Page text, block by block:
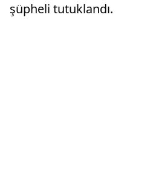
şüpheli tutuklandı.